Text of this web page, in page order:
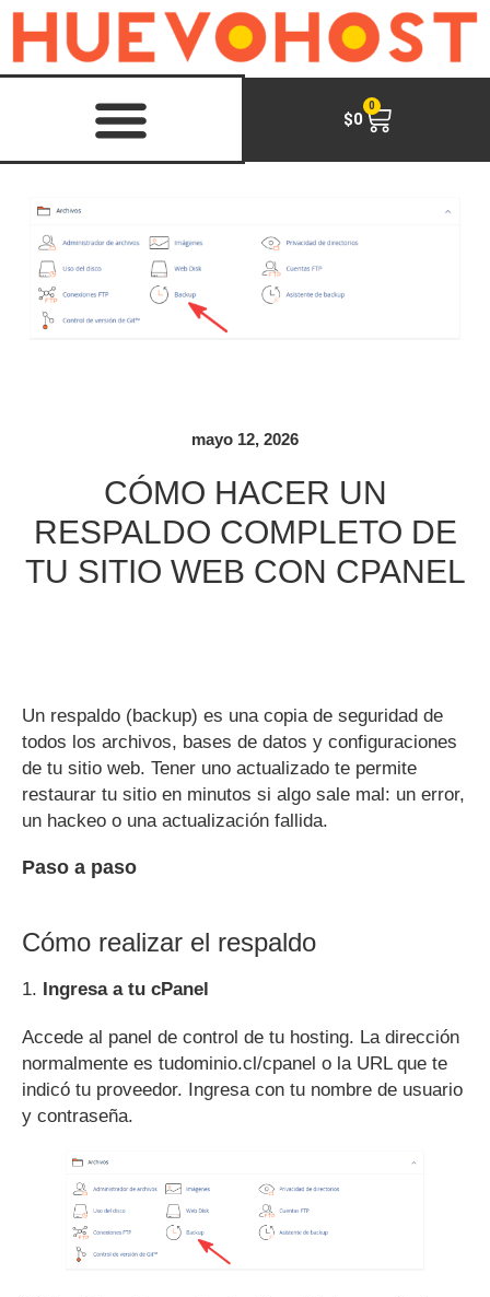
$0
0
mayo 12, 2026
CÓMO HACER UN
RESPALDO COMPLETO DE
TU SITIO WEB CON CPANEL
Un respaldo (backup) es una copia de seguridad de
todos los archivos, bases de datos y configuraciones
de tu sitio web. Tener uno actualizado te permite
restaurar tu sitio en minutos si algo sale mal: un error,
un hackeo o una actualización fallida.
Paso a paso
Cómo realizar el respaldo
1. Ingresa a tu cPanel
Accede al panel de control de tu hosting. La dirección
normalmente es tudominio.cl/cpanel o la URL que te
indicó tu proveedor. Ingresa con tu nombre de usuario
y contraseña.